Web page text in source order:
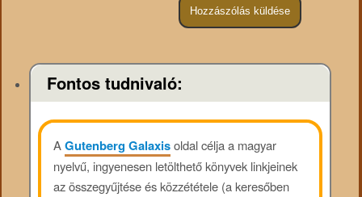
Fontos tudnivaló:
AGutenberg Galaxisoldal célja a magyar
nyelvű, ingyenesen letölthető könyvek linkjeinek
az összegyűjtése és közzététele (a keresőben